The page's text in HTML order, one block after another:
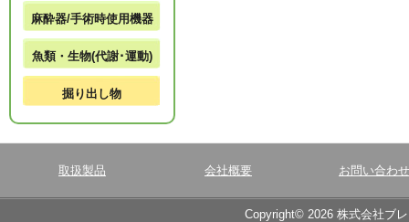
麻酔器/手術時使用機器
魚類・生物(代謝･運動)
掘り出し物
取扱製品 会社概要 お問い合わせ
Copyright© 2026 株式会社ブ